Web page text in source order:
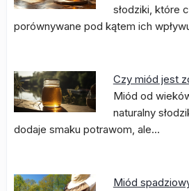
słodziki, które
porównywane pod kątem ich
Czy miód jest
Miód od
naturalny
dodaje smaku potrawom, ale…
Miód